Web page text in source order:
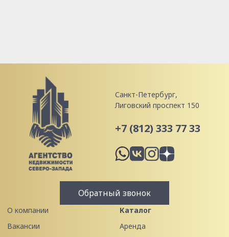
Санкт-Петербург,
Лиговский проспект 150
+7 (812) 333 77 33
Обратный звонок
О компании
Вакансии
Каталог
Аренда